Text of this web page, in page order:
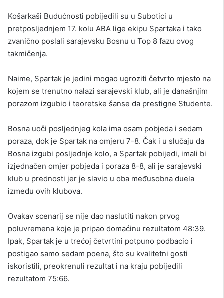
Košarkaši Budućnosti pobijedili su u Subotici u
pretposljednjem 17. kolu ABA lige ekipu Spartaka i tako
zvanično poslali sarajevsku Bosnu u Top 8 fazu ovog
takmičenja.
Naime, Spartak je jedini mogao ugroziti četvrto mjesto na
kojem se trenutno nalazi sarajevski klub, ali je današnjim
porazom izgubio i teoretske šanse da prestigne Studente.
Bosna uoči posljednjeg kola ima osam pobjeda i sedam
poraza, dok je Spartak na omjeru 7-8. Čak i u slučaju da
Bosna izgubi posljednje kolo, a Spartak pobijedi, imali bi
izjednačen omjer pobjeda i poraza 8-8, ali je sarajevski
klub u prednosti jer je slavio u oba međusobna duela
između ovih klubova.
Ovakav scenarij se nije dao naslutiti nakon prvog
poluvremena koje je pripao domaćinu rezultatom 48:39.
Ipak, Spartak je u trećoj četvrtini potpuno podbacio i
postigao samo sedam poena, što su kvalitetni gosti
iskoristili, preokrenuli rezultat i na kraju pobijedili
rezultatom 75:66.